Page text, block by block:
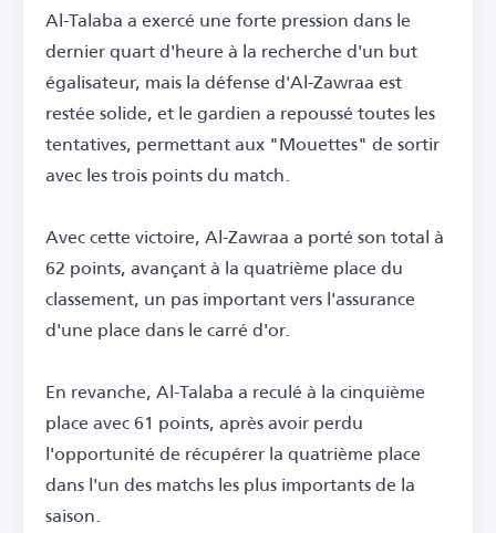
Al-Talaba a exercé une forte pression dans le
dernier quart d'heure à la recherche d'un but
égalisateur, mais la défense d'Al-Zawraa est
restée solide, et le gardien a repoussé toutes les
tentatives, permettant aux "Mouettes" de sortir
avec les trois points du match.
Avec cette victoire, Al-Zawraa a porté son total à
62 points, avançant à la quatrième place du
classement, un pas important vers l'assurance
d'une place dans le carré d'or.
En revanche, Al-Talaba a reculé à la cinquième
place avec 61 points, après avoir perdu
l'opportunité de récupérer la quatrième place
dans l'un des matchs les plus importants de la
saison.